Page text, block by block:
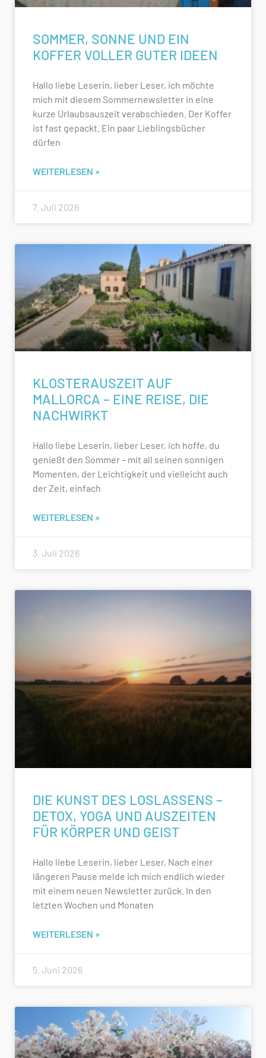
SOMMER, SONNE UND EIN
KOFFER VOLLER GUTER IDEEN
Hallo liebe Leserin, lieber Leser, ich möchte
mich mit diesem Sommernewsletter in eine
kurze Urlaubsauszeit verabschieden. Der Koffer
ist fast gepackt. Ein paar Lieblingsbücher
dürfen
WEITERLESEN »
7. Juli 2026
KLOSTERAUSZEIT AUF
MALLORCA – EINE REISE, DIE
NACHWIRKT
Hallo liebe Leserin, lieber Leser, ich hoffe, du
genießt den Sommer – mit all seinen sonnigen
Momenten, der Leichtigkeit und vielleicht auch
der Zeit, einfach
WEITERLESEN »
3. Juli 2026
DIE KUNST DES LOSLASSENS –
DETOX, YOGA UND AUSZEITEN
FÜR KÖRPER UND GEIST
Hallo liebe Leserin, lieber Leser, Nach einer
längeren Pause melde ich mich endlich wieder
mit einem neuen Newsletter zurück. In den
letzten Wochen und Monaten
WEITERLESEN »
5. Juni 2026